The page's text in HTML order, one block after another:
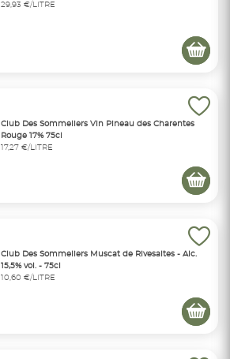
29,93 €/LITRE
Club Des Sommeliers Vin Pineau des Charentes
Rouge 17% 75cl
17,27 €/LITRE
Club Des Sommeliers Muscat de Rivesaltes - Alc.
15,5% vol. - 75cl
10,60 €/LITRE